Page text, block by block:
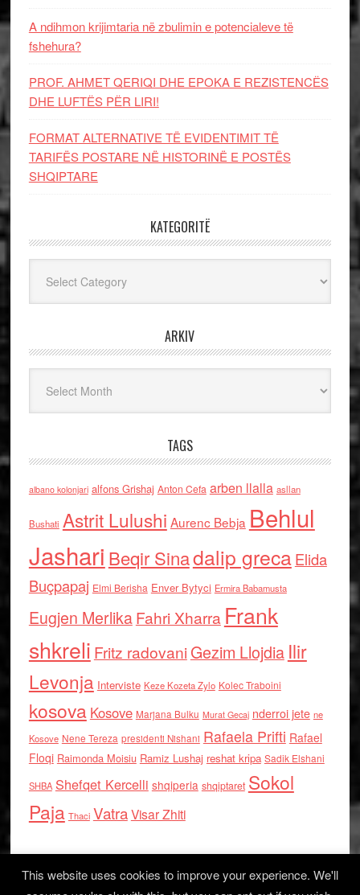
A ndihmon krijimtaria në zbulimin e potencialeve të
fshehura?
PROF. AHMET QERIQI DHE EPOKA E REZISTENCЁS
DHE LUFTЁS PЁR LIRI!
FORMAT ALTERNATIVE TË EVIDENTIMIT TË
TARIFËS POSTARE NË HISTORINË E POSTËS
SHQIPTARE
KATEGORITË
ARKIV
TAGS
albano kolonjari alfons Grishaj Anton Cefa arben llalla asllan
Bushati Astrit Lulushi Aurenc Bebja Behlul
Jashari Beqir Sinadalip grecaElida
Buçpapaj Elmi Berisha Enver Bytyci Ermira Babamusta
Eugjen MerlikaFahri Xharra Frank
shkreli Fritz radovaniGezim Llojdia Ilir
Levonja Interviste Keze Kozeta Zylo Kolec Traboini
kosova Kosove Marjana Bulku Murat Gecaj nderroi jete ne
Kosove Nene Tereza presidenti Nishani Rafaela Prifti Rafael
Floqi Raimonda Moisiu Ramiz Lushaj reshat kripa Sadik Elshani
SHBA Shefqet Kercelli shqiperia shqiptaret Sokol
Paja Thaci VatraVisar Zhiti
This website uses cookies to improve your experience. We'll